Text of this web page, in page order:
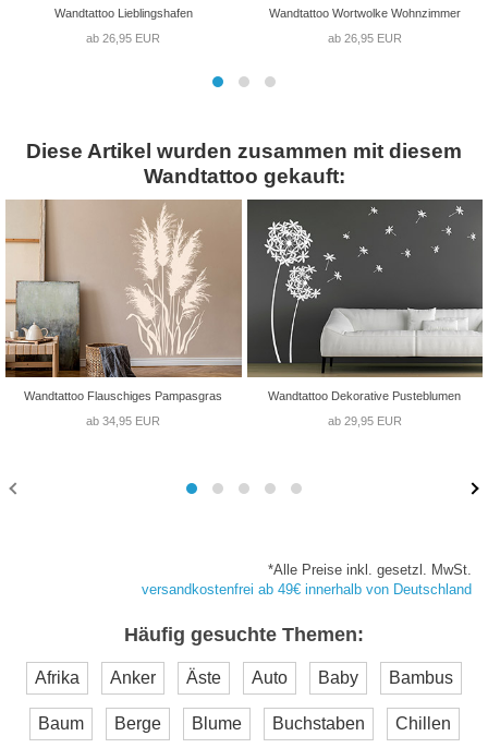
Wandtattoo Lieblingshafen
ab 26,95 EUR
Wandtattoo Wortwolke Wohnzimmer
ab 26,95 EUR
Diese Artikel wurden zusammen mit diesem
Wandtattoo gekauft:
Wandtattoo Flauschiges Pampasgras
ab 34,95 EUR
Wandtattoo Dekorative Pusteblumen
ab 29,95 EUR
*Alle Preise inkl. gesetzl. MwSt.
versandkostenfrei ab 49€ innerhalb von Deutschland
Häufig gesuchte Themen:
Afrika Anker Äste Auto Baby Bambus
Baum Berge Blume Buchstaben Chillen